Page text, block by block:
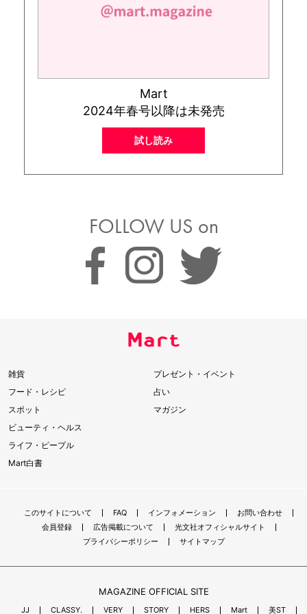
Mart
2024年春号以降は未発売
試し読み
FOLLOW US on
雑貨
フード・レシピ
スポット
ビューティ・ヘルス
ライフ・ピープル
Mart白書
プレゼント・イベント
占い
マガジン
このサイトについて FAQ インフォメーション
お問い合わせ
会員登録
広告掲載について
光文社オフィシャルサイト
プライバシーポリシー
サイトマップ
MAGAZINE OFFICIAL SITE
JJ CLASSY. VERY STORY HERS Mart 美ST